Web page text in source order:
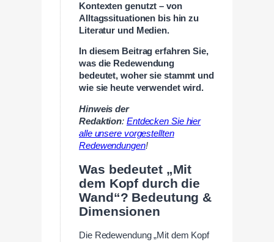
Kontexten genutzt – von
Alltagssituationen bis hin zu
Literatur und Medien.
In diesem Beitrag erfahren Sie,
was die Redewendung
bedeutet, woher sie stammt und
wie sie heute verwendet wird.
Hinweis der
Redaktion: Entdecken Sie hier
alle unsere vorgestellten
Redewendungen!
Was bedeutet „Mit
dem Kopf durch die
Wand“? Bedeutung &
Dimensionen
Die Redewendung „Mit dem Kopf